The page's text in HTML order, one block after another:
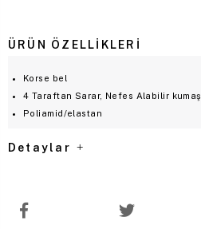
ÜRÜN ÖZELLIKLERI
Korse bel
4 Taraftan Sarar, Nefes Alabilir kumaş
Poliamid/elastan
Detaylar